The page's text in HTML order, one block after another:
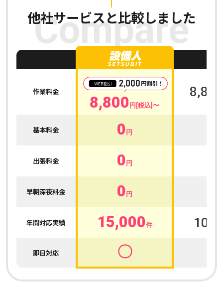
Compare
他社サービスと比較しました
作業料金
8,800 円[税込]〜
8,800
基本料金 0 円
出張料金 0 円
早朝深夜料金 0 円
年間対応実績 15,000件
即日対応 〇